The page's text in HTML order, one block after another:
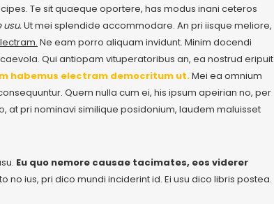
Te sit quaeque oportere, has modus inani ceteros
usu.Ut mei splendide accommodare. An pri iisque meliore,
Ne eam porro aliquam invidunt. Minim docendi
Qui antiopam vituperatoribus an, ea nostrud eripuit
habemus electram democritum ut.Mei ea omnium
Quem nulla cum ei, his ipsum apeirian no, per
at pri nominavi similique posidonium, laudem maluisset
Eu quo nemore causae tacimates, eos viderer
ius, pri dico mundi inciderint id. Ei usu dico libris postea.